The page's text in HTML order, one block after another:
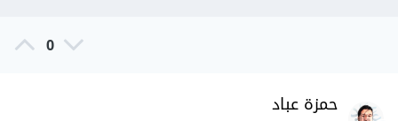
0
حمزة عباد